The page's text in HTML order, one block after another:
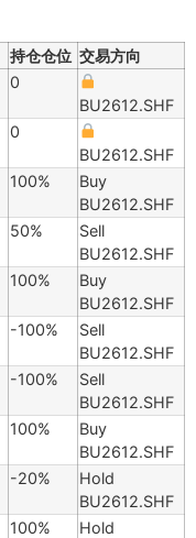
持仓仓位 交易方向
0
BU2612.SHF
0
BU2612.SHF
100%
Buy
BU2612.SHF
50%
Sell
BU2612.SHF
100%
Buy
BU2612.SHF
-100%
Sell
BU2612.SHF
-100%
Sell
BU2612.SHF
100%
Buy
BU2612.SHF
-20%
Hold
BU2612.SHF
100%
Hold